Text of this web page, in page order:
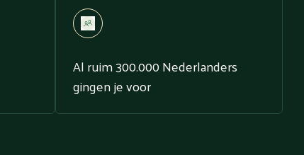
Al ruim 300.000 Nederlanders
gingen je voor